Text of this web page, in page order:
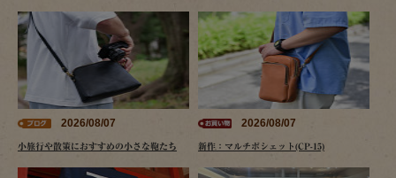
2026/08/07
小旅行や散策におすすめの小さな鞄たち
2026/08/07
新作：マルチポシェット(CP-15)